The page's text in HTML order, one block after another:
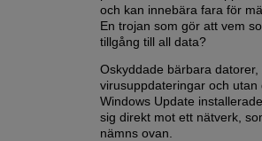
och kan innebära fara för
En trojan som gör att vem
tillgång till all data?
Oskyddade bärbara
virusuppdateringar och
Windows Update
sig direkt mot ett nätverk,
nämns ovan.